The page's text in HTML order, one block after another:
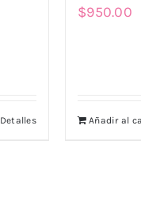
Detalles
$950.00
Añadir al